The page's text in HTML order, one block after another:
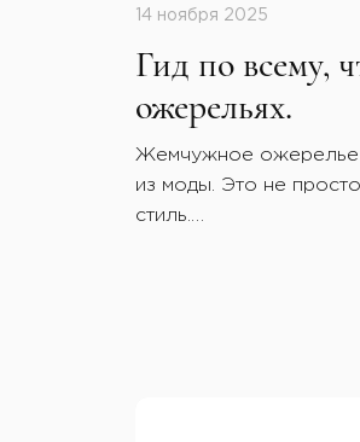
14 ноября 2025
Гид по всему,
ожерельях.
Жемчужное ожерелье
из моды. Это не
стиль.